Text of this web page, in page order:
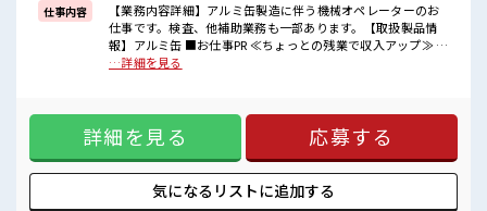
■職場の雰囲気
20代の若い世代がたくさん活躍中の活気ある職場！
休憩室で楽しくランチ♪
ロッカー付き職場♪
仕事内容
【業務内容詳細】アルミ缶製造に伴う機械オペレーターのお
仕事です。検査、他補助業務も一部あります。【取扱製品情
報】アルミ缶 ■お仕事PR ≪ちょっとの残業で収入アップ≫ 残
業は月20時間未満で、 ほどよく稼げます♪ ≪機能的な制服ア
かり働く環境が整っています！ イチからスキルUP・ステップ
UP目指していきましょう！ ≪様々なお仕事をご提案≫ 一人で
悩まず気軽に相談できる、 派遣のお仕事です！ ■職場の雰囲
気 20代の若い世代がたくさん活躍中の活気ある職場！ 休憩室
で楽しくランチ♪ 時間があれば昼寝もしちゃおう！ 持ち物が
多いあなたにもぴったり☆ ロッカー付き職場♪
…詳細を見る
詳細を見る 応募する
気になるリストに追加する